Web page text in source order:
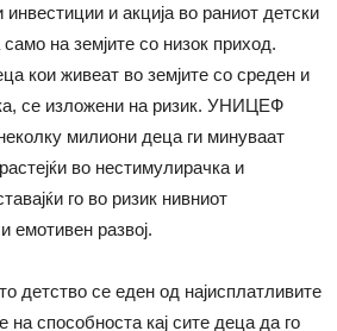
и акција во раниот детски
само на земјите со низок приход.
кои живеат во земјите со среден и
се изложени на ризик. УНИЦЕФ
милиони деца ги минуваат
во нестимулирачка и
го во ризик нивниот
емотивен развој.
детство се еден од најисплатливите
на способноста кај сите деца да го